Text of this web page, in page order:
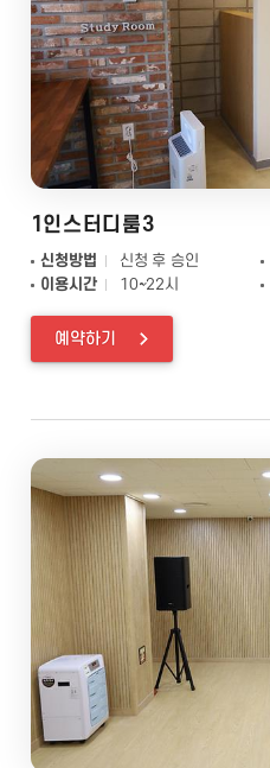
1인스터디룸3
신청방법 신청 후 승인
이용시간
10~22시
예약하기